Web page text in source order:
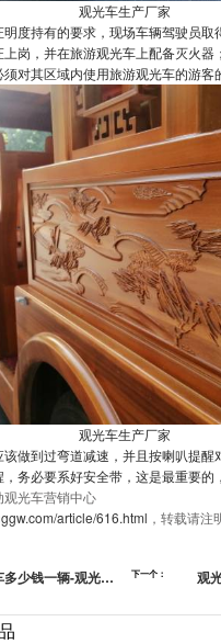
观光车生产厂家
度持有的要求，现场车辆驾驶员取
岗，并在旅游观光车上配备灭火器
对其区域内使用旅游观光车的游客
观光车生产厂家
做到过弯道减速，并且按喇叭提醒
务必要系好安全带，这是最重要的
光车营销中心
article/616.html ，转载请注
多少钱一辆-观光车
下一个：
观
菱]